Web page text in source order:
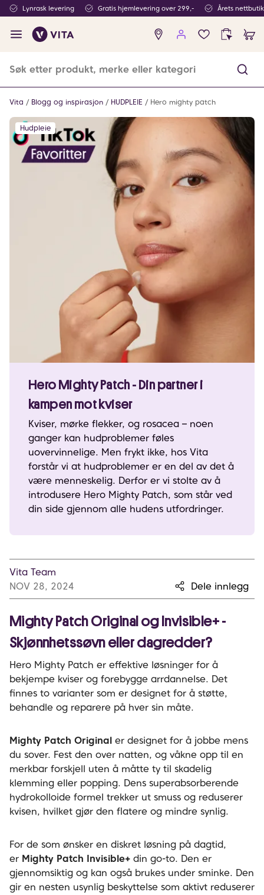
Lynrask levering Gratis hjemlevering over 299,- Årets
Ingen
produkter
Vita Blogg og inspirasjon HUDPLEIE Hero mighty patch
Hudpleie
Hero Mighty Patch - Din partner i
kampen mot kviser
Kviser, mørke flekker, og rosacea – noen
ganger kan hudproblemer føles
uovervinnelige. Men frykt ikke, hos Vita
forstår vi at hudproblemer er en del av det å
være menneskelig. Derfor er vi stolte av å
introdusere Hero Mighty Patch, som står ved
din side gjennom alle hudens utfordringer.
Vita Team
NOV 28, 2024
Dele innlegg
Mighty Patch Original og Invisible+ -
Skjønnhetssøvn eller dagredder?
Hero Mighty Patch er effektive løsninger for å
bekjempe kviser og forebygge arrdannelse. Det
finnes to varianter som er designet for å støtte,
behandle og reparere på hver sin måte.
Mighty Patch Original er designet for å jobbe mens
du sover. Fest den over natten, og våkne opp til en
merkbar forskjell uten å måtte ty til skadelig
klemming eller popping. Dens superabsorberende
hydrokolloide formel trekker ut smuss og reduserer
kvisen, hvilket gjør den flatere og mindre synlig.
For de som ønsker en diskret løsning på dagtid,
er Mighty Patch Invisible+ din go-to. Den er
gjennomsiktig og kan også brukes under sminke. Den
gir en nesten usynlig beskyttelse som aktivt reduserer